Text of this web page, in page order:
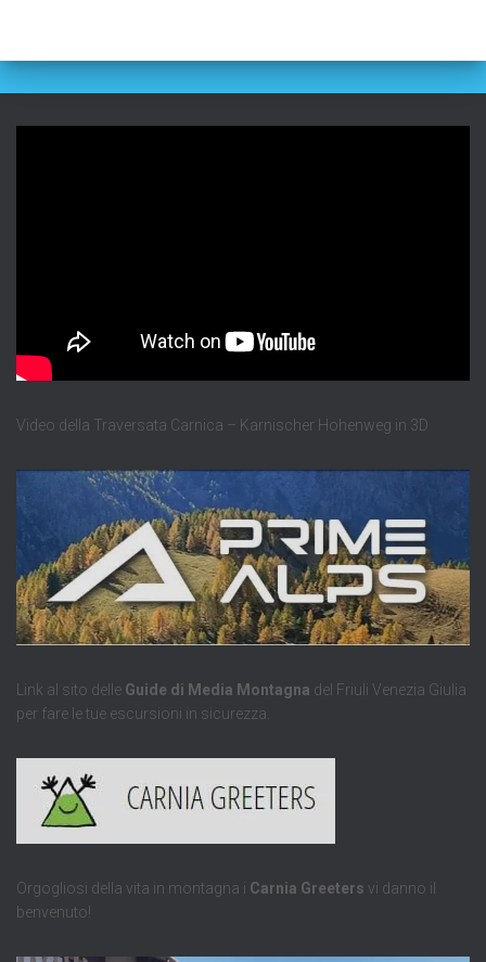
Video della Traversata Carnica – Karnischer Hohenweg in 3D
Link al sito delle Guide di Media Montagna del Friuli Venezia Giulia
per fare le tue escursioni in sicurezza.
Orgogliosi della vita in montagna i Carnia Greeters vi danno il
benvenuto!